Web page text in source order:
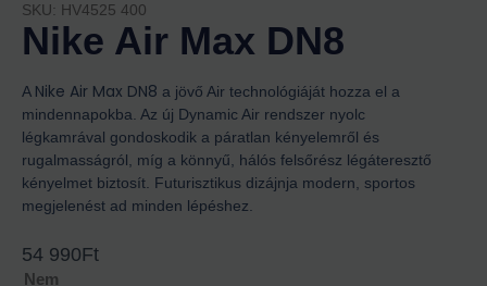
SKU: HV4525 400
Nike Air Max DN8
A Nike Air Max DN8 a jövő Air technológiáját hozza el a
mindennapokba. Az új Dynamic Air rendszer nyolc
légkamrával gondoskodik a páratlan kényelemről és
rugalmasságról, míg a könnyű, hálós felsőrész légáteresztő
kényelmet biztosít. Futurisztikus dizájnja modern, sportos
megjelenést ad minden lépéshez.
54 990Ft
Nem